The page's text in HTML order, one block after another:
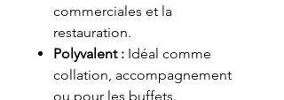
commerciales et la
restauration.
Polyvalent : Idéal comme
collation, accompagnement
ou pour les buffets.